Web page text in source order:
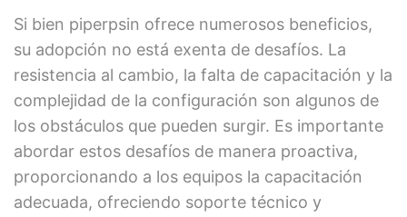
Si bien piperpsin ofrece numerosos beneficios,
su adopción no está exenta de desafíos. La
resistencia al cambio, la falta de capacitación y la
complejidad de la configuración son algunos de
los obstáculos que pueden surgir. Es importante
abordar estos desafíos de manera proactiva,
proporcionando a los equipos la capacitación
adecuada, ofreciendo soporte técnico y